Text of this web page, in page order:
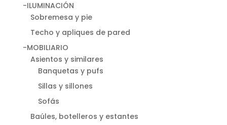
-ILUMINACIÓN
Sobremesa y pie
Techo y apliques de pared
-MOBILIARIO
Asientos y similares
Banquetas y pufs
Sillas y sillones
Sofás
Baúles, botelleros y estantes